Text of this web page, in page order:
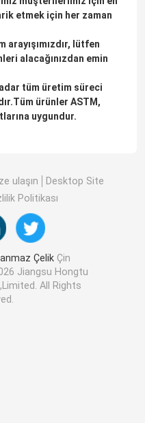
etmek için her zaman
lütfen
alacağınızdan emin
tüm üretim süreci
ürünler ASTM,
uygundur.
ulaşın
Desktop Site
Politikası
ÇelikÇin
Jiangsu Hongtu
All Rights